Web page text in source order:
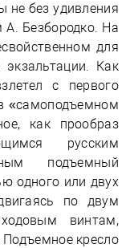
не без удивления
Безбородко. На
для
Как
с первого
«самоподъемном
как прообраз
русским
подъемный
одного или двух
по двум
винтам,
кресло